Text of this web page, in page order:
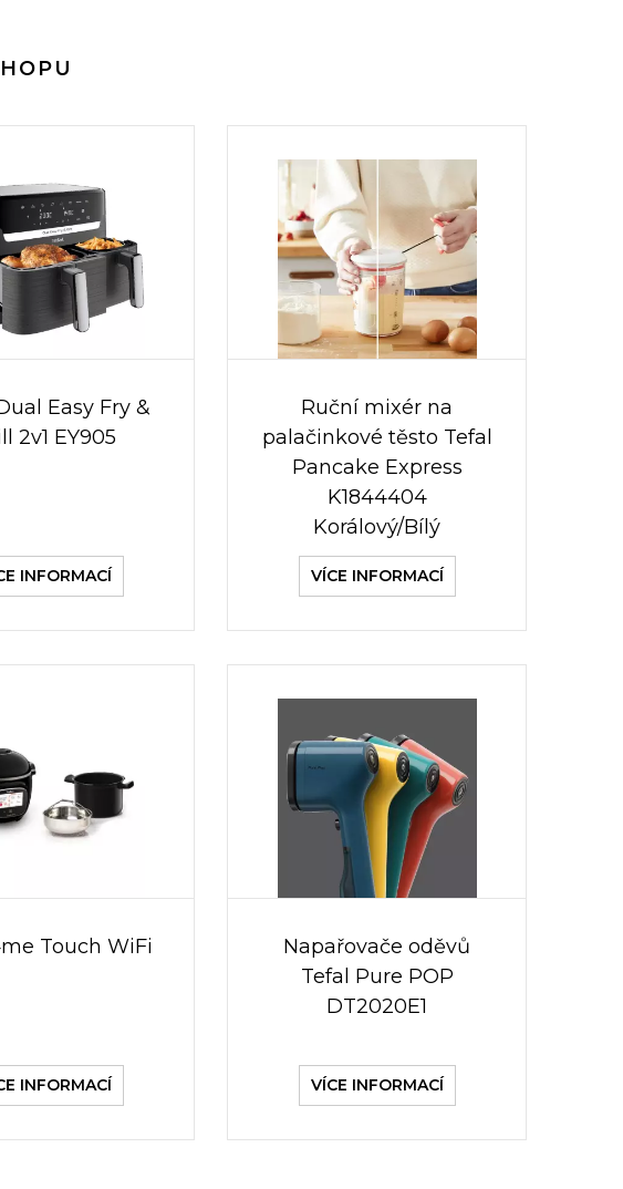
Easy Fry &
2v1 EY905
INFORMACÍ
Ruční mixér na
palačinkové těsto Tefal
Pancake Express
K1844404
Korálový/Bílý
VÍCE INFORMACÍ
Touch WiFi
INFORMACÍ
Napařovače oděvů
Tefal Pure POP
DT2020E1
VÍCE INFORMACÍ